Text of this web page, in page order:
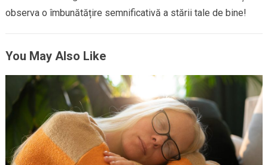
observa o îmbunătățire semnificativă a stării tale de bine!
You May Also Like